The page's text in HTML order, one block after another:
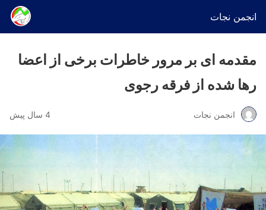
انجمن نجات
مقدمه ای بر مرور خاطرات برخی از اعضا
رها شده از فرقه رجوی
انجمن نجات 4 سال پیش